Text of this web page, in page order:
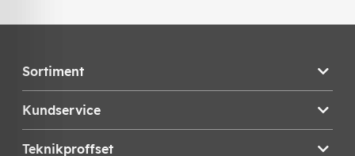
Sortiment
Kundservice
Teknikproffset